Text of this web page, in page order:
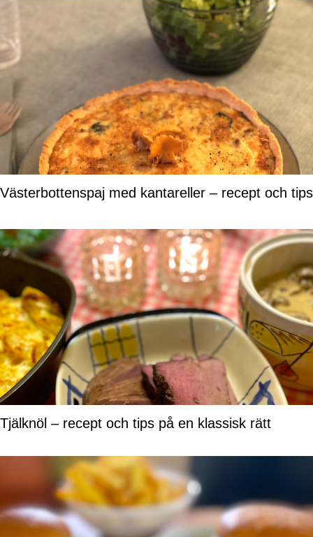
Västerbottenspaj med kantareller – recept och tips
Tjälknöl – recept och tips på en klassisk rätt